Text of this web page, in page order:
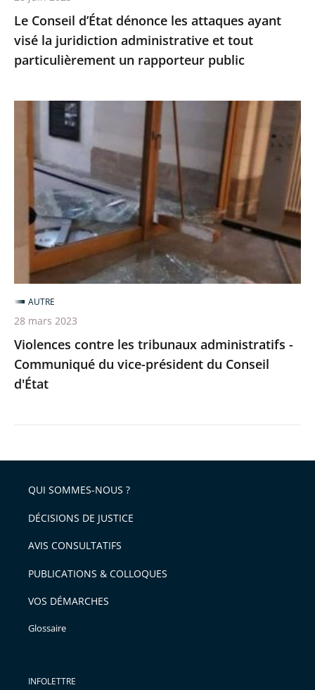
tout
particulièrement
un
public
Le Conseil d’État dénonce les attaques ayant
visé la juridiction administrative et tout
particulièrement un rapporteur public
Violences
tribunaux
administratifs
Communiqué
du
vice-
président
du
Conseil
d'État
Violences contre les tribunaux administratifs -
Communiqué du vice-président du Conseil
d'État
AUTRE
28 mars 2023
QUI SOMMES-NOUS ?
DÉCISIONS DE JUSTICE
AVIS CONSULTATIFS
PUBLICATIONS & COLLOQUES
VOS DÉMARCHES
Glossaire
INFOLETTRE